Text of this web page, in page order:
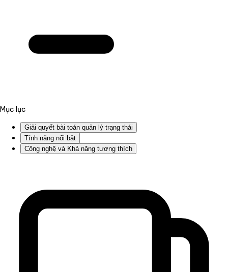
Mục lục
Giải quyết bài toán quản lý trạng thái
Tính năng nổi bật
Công nghệ và Khả năng tương thích